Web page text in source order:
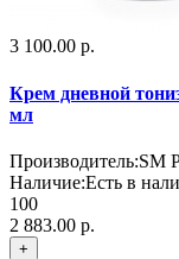
3 100.00 р.
Крем дневной
мл
Производитель:SM
Наличие:Есть в
100
2 883.00 р.
+